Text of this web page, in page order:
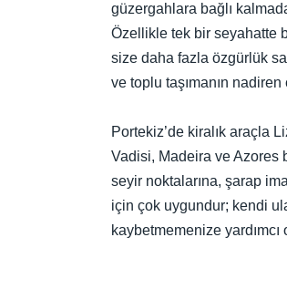
güzergahlara bağlı
Özellikle tek bir seyahatte
size daha fazla özgürlük
ve toplu taşımanın
Portekiz’de kiralık araçla
Vadisi, Madeira ve Azores
seyir noktalarına, şarap
için çok uygundur; kendi
kaybetmemenize yardımcı